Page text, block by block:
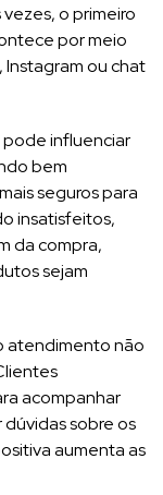
o primeiro
por meio
ou chat
influenciar
bem
seguros para
insatisfeitos,
da compra,
sejam
atendimento não
acompanhar
sobre os
aumenta as